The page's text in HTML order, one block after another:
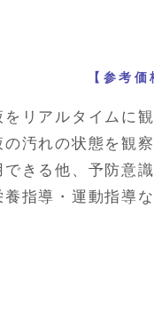
【参考価
リアルタイムに
汚れの状態を観
きる他、予防意
指導・運動指導